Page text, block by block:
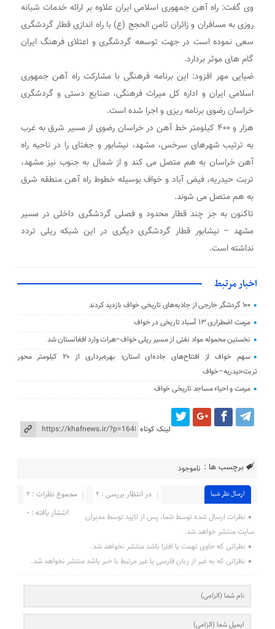
وی گفت: راه آهن جمهوری اسلامی ایران علاوه بر ارائه خدمات شبانه
روزی به مسافران و زائران ثامن الحجج (ع) با راه اندازی قطار گردشگری
سعی نموده است در جهت توسعه گردشگری و اعتلای فرهنگ ایران
گام های موثر بردارد.
ضیایی مهر افزود: این برنامه فرهنگی با مشارکت راه آهن جمهوری
اسلامی ایران و اداره کل میراث فرهنگی، صنایع دستی و گردشگری
خراسان رضوی برنامه ریزی و اجرا شده است.
هزار و ۴۰۰ کیلومتر خط آهن در خراسان رضوی از مسیر شرق به غرب
به ترتیب شهرهای سرخس، مشهد، نیشابور و جغتای را در ناحیه راه
آهن خراسان به هم متصل می کند و از شمال به جنوب نیز مشهد،
تربت حیدریه، فیض آباد و خواف بوسیله خطوط راه آهن منطقه شرق
به هم متصل می شوند.
تاکنون به جز چند قطار محدود و فصلی گردشگری داخلی در مسیر
مشهد – نیشابور قطار گردشگری دیگری در این شبکه ریلی تردد
نداشته است.
اخبار مرتبط
۱۰۰ گردشگر خارجی از جاذبه‌های تاریخی خواف بازدید کردند
مرمت اضطراری ۱۳ آسباد تاریخی در خواف
نخستین محموله مواد نفتی از مسیر ریلی خواف–هرات وارد افغانستان شد
سهم خواف از افتتاح‌های جاده‌ای استان؛ بهره‌برداری از ۲۰ کیلومتر محور
تربت‌حیدریه–خواف
مرمت و احیاء مساجد تاریخی خواف
لینک کوتاه
برچسب ها : ناموجود
ارسال نظر شما مجموع نظرات : ۲
در انتظار بررسی : ۲
انتشار یافته : ۰
نظرات ارسال شده توسط شما، پس از تایید توسط مدیران
سایت منتشر خواهد شد.
نظراتی که حاوی تهمت یا افترا باشد منتشر نخواهد شد.
نظراتی که به غیر از زبان فارسی یا غیر مرتبط با خبر باشد منتشر نخواهد شد.